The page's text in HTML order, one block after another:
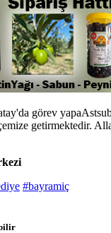
görev
getirmektedir.
#bayramiç